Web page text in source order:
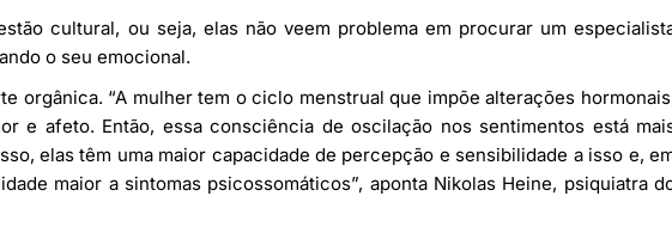
cultural, ou seja, elas não veem problema em procurar um
o seu emocional.
orgânica. “A mulher tem o ciclo menstrual que impõe alterações
e afeto. Então, essa consciência de oscilação nos sentimentos está
elas têm uma maior capacidade de percepção e sensibilidade a isso e,
maior a sintomas psicossomáticos”, aponta Nikolas Heine, psiquiatra